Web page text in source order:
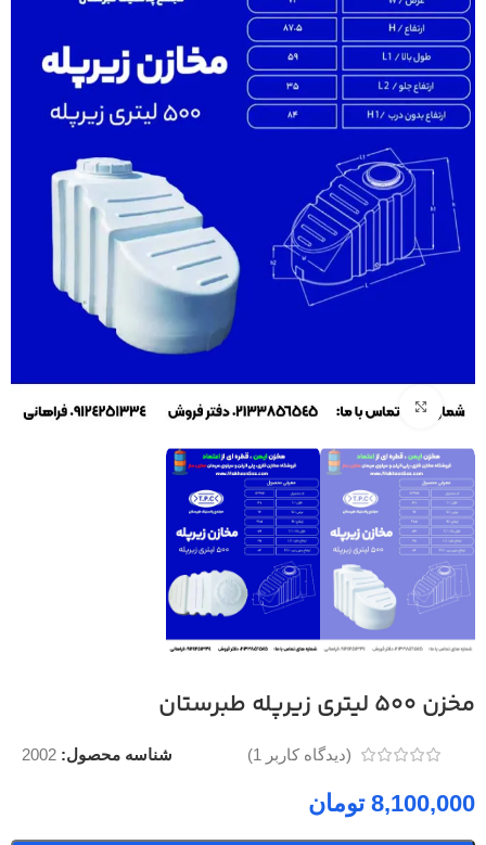
بزرگنمایی تصویر
مخزن 500 لیتری زیرپله طبرستان
(دیدگاه کاربر 1
) شناسه محصول: 2002
تومان